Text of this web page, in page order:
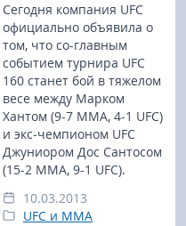
Сегодня компания UFC
официально объявила о
том, что со-главным
событием турнира UFC
160 станет бой в тяжелом
весе между Марком
Хантом (9-7 MMA, 4-1 UFC)
и экс-чемпионом UFC
Джуниором Дос Сантосом
(15-2 MMA, 9-1 UFC).
10.03.2013
UFC и MMA